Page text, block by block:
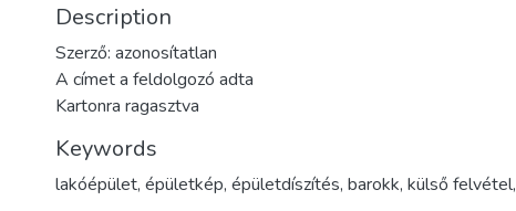
Description
Szerző: azonosítatlan
A címet a feldolgozó adta
Kartonra ragasztva
Keywords
lakóépület, épületkép, épületdíszítés, barokk, külső felvétel,